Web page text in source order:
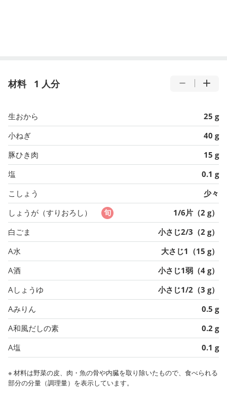
材料 1 人分
生おから
25 g
小ねぎ
40 g
豚ひき肉
15 g
塩
0.1 g
こしょう
少々
しょうが（すりおろし）
1/6片（2 g）
白ごま
小さじ2/3（2 g）
A水
大さじ1（15 g）
A酒
小さじ1弱（4 g）
Aしょうゆ
小さじ1/2（3 g）
Aみりん
0.5 g
A和風だしの素
0.2 g
A塩
0.1 g
※ 材料は野菜の皮、肉・魚の骨や内臓を取り除いたもので、食べられる
部分の分量（調理量）を表示しています。